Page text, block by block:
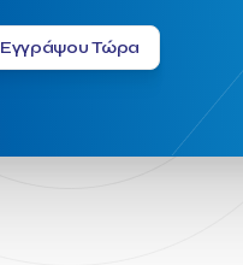
Εγγράψου Τώρα